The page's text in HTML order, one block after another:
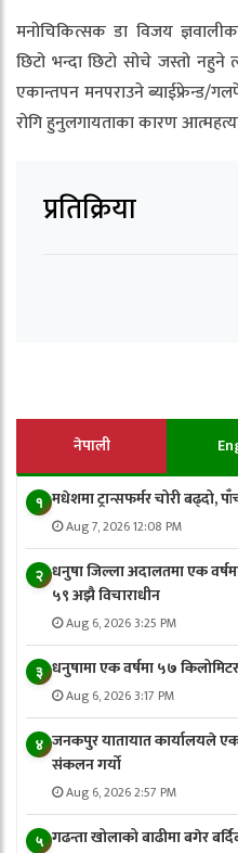
मनोचिकित्सक डा विजय
छिटो भन्दा छिटो सोचे जस्तो
एकान्तपन मनपराउने ब्याईफ्रेन्ड/
रोगि हुनुलगायताका कारण
प्रतिक्रिया
नेपाली
१ मधेशमा ट्रान्सफर्मर चोरी बढ्दो,
Aug 7, 2026 12:08 PM
२ धनुषा जिल्ला अदालतमा एक
५९ अझै विचाराधीन
Aug 6, 2026 3:25 PM
३ धनुषामा एक वर्षमा ५७
Aug 6, 2026 3:17 PM
४ जनकपुर यातायात कार्यालयले
संकलन गर्याे
Aug 6, 2026 2:57 PM
५ गढन्ता खोलाको बाढीमा बगेर